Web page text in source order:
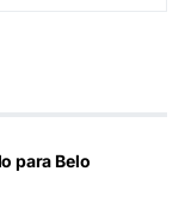
para Belo